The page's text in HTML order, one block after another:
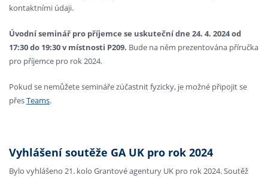
kontaktními údaji.
Úvodní seminář pro příjemce se uskuteční dne 24. 4. 2024 od
17:30 do 19:30 v místnosti P209. Bude na něm prezentována příručka
pro příjemce pro rok 2024.
Pokud se nemůžete semináře zúčastnit fyzicky, je možné připojit se
přesTeams.
Vyhlášení soutěže GA UK pro rok 2024
Bylo vyhlášeno 21. kolo Grantové agentury UK pro rok 2024. Soutěž